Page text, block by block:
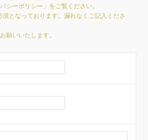
シーポリシー」をご覧ください。
となっております。漏れなくご記入くださ
願いいたします。